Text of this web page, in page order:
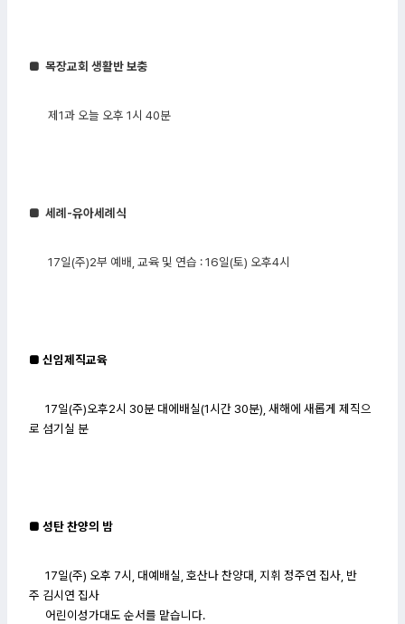
■ 목장교회 생활반 보충
제1과 오늘 오후 1시 40분
■ 세례-유아세례식
17일(주)2부 예배, 교육 및 연습 : 16일(토) 오후4시
■ 신임제직교육
​17일(주)오후2시 30분 대에배실(1시간 30분), 새해에 새롭게 제직으
로 섬기실 분
■ 성탄 찬양의 밤
17일(주) 오후 7시, 대예배실, 호산나 찬양대, 지휘 정주연 집사, 반
주 김시연 집사
어린이성가대도 순서를 맡습니다.